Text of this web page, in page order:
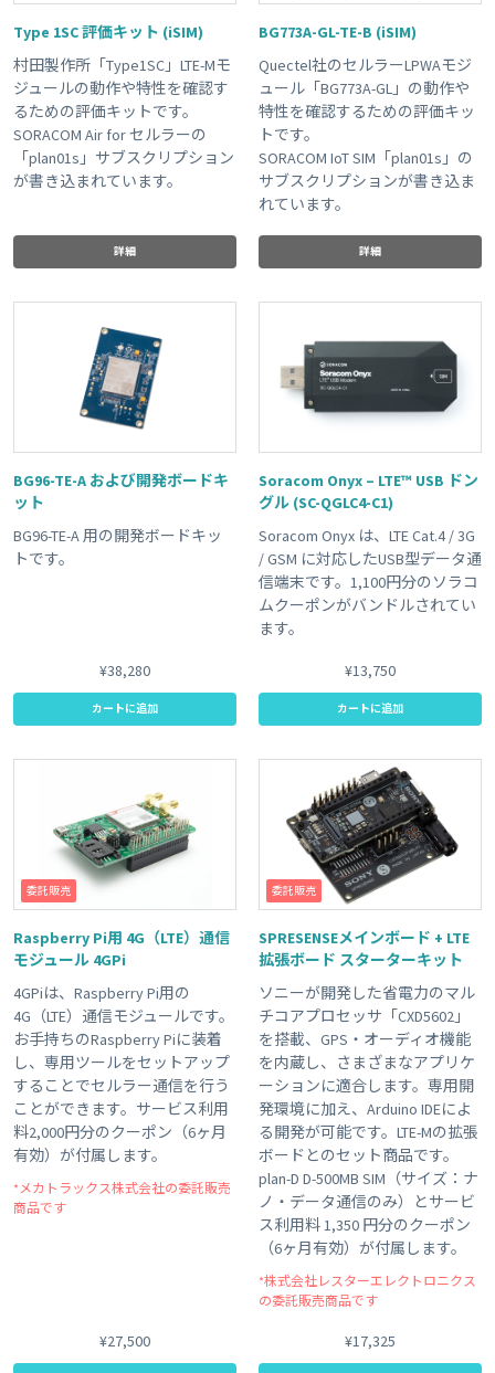
Type 1SC 評価キット (iSIM)
村田製作所「Type1SC」LTE-Mモ
ジュールの動作や特性を確認す
るための評価キットです。
SORACOM Air for セルラーの
「plan01s」サブスクリプション
が書き込まれています。
詳細
BG773A-GL-TE-B (iSIM)
Quectel社のセルラーLPWAモジ
ュール「BG773A-GL」の動作や
特性を確認するための評価キッ
トです。
SORACOM IoT SIM「plan01s」の
サブスクリプションが書き込ま
れています。
詳細
BG96-TE-A および開発ボードキ
ット
BG96-TE-A 用の開発ボードキッ
トです。
¥38,280
カートに追加
Soracom Onyx – LTE™ USB ドン
グル (SC-QGLC4-C1)
Soracom Onyx は、LTE Cat.4 / 3G
/ GSM に対応したUSB型データ通
信端末です。1,100円分のソラコ
ムクーポンがバンドルされてい
ます。
¥13,750
カートに追加
委託販売
Raspberry Pi用 4G（LTE）通信
モジュール 4GPi
4GPiは、Raspberry Pi用の
4G（LTE）通信モジュールです。
お手持ちのRaspberry Piに装着
し、専用ツールをセットアップ
することでセルラー通信を行う
ことができます。サービス利用
料2,000円分のクーポン（6ヶ月
有効）が付属します。
*メカトラックス株式会社の委託販売
商品です
¥27,500
委託販売
SPRESENSEメインボード + LTE
拡張ボード スターターキット
ソニーが開発した省電力のマル
チコアプロセッサ「CXD5602」
を搭載、GPS・オーディオ機能
を内蔵し、さまざまなアプリケ
ーションに適合します。専用開
発環境に加え、Arduino IDEによ
る開発が可能です。LTE-Mの拡張
ボードとのセット商品です。
plan-D D-500MB SIM（サイズ：ナ
ノ・データ通信のみ）とサービ
ス利用料 1,350 円分のクーポン
（6ヶ月有効）が付属します。
*株式会社レスターエレクトロニクス
の委託販売商品です
¥17,325